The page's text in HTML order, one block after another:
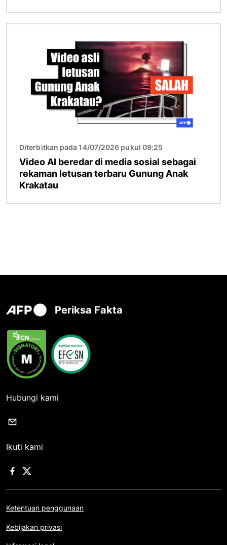
Diterbitkan pada 14/07/2026 pukul 09:25
Video AI beredar di media sosial sebagai
rekaman letusan terbaru Gunung Anak
Krakatau
Periksa Fakta
Hubungi kami
Ikuti kami
Ketentuan penggunaan
Kebijakan privasi